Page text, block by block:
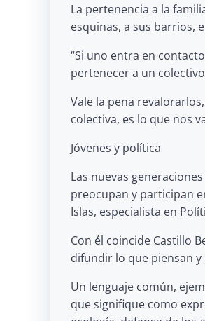
La pertenencia a la
esquinas, a sus barrios,
“Si uno entra en
pertenecer a un
Vale la pena
colectiva, es lo que nos
Jóvenes y política
Las nuevas
preocupan y participan
Islas, especialista en
Con él coincide Castillo
difundir lo que piensan
Un lenguaje común,
que signifique como